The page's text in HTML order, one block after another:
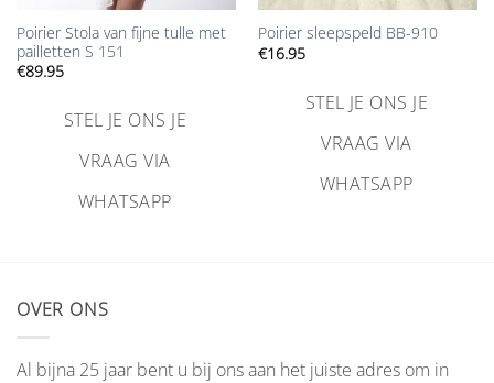
Poirier Stola van fijne tulle met
pailletten S 151
€89.95
STEL JE ONS JE
VRAAG VIA
WHATSAPP
Poirier sleepspeld BB-910
€16.95
STEL JE ONS JE
VRAAG VIA
WHATSAPP
OVER ONS
Al bijna 25 jaar bent u bij ons aan het juiste adres om in